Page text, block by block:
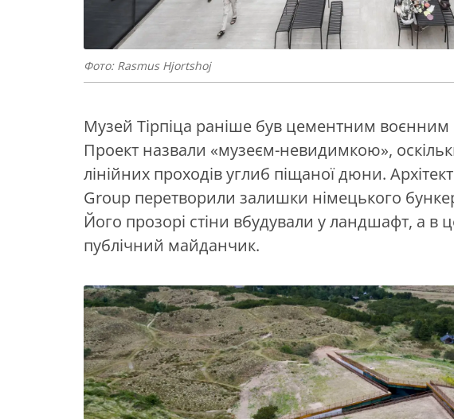
Фото: Rasmus Hjortshoj
Музей Тірпіца раніше був цементним воєнним
Проект назвали «музеєм-невидимкою»,
лінійних проходів углиб піщаної дюни.
Group перетворили залишки німецького
Його прозорі стіни вбудували у ландшафт, а в
публічний майданчик.